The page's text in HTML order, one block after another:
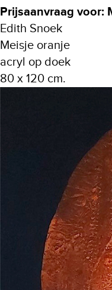
Prijsaanvraag voor:
Edith Snoek
Meisje oranje
acryl op doek
80 x 120 cm.